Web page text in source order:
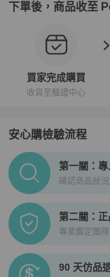
下單後，商品收至
買家完成購買
收貨至驗證中心
安心購檢驗流程
PopChill拍拍圈正品
第一關：
確認商品狀
第二關：
專業鑑定團
90 天仿品